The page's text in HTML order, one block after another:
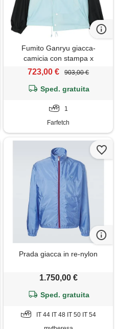
Fumito Ganryu giacca-
camicia con stampa x
phenomenon - blu
723,00 € 903,00 €
Sped. gratuita
1
Farfetch
Prada giacca in re-nylon
1.750,00 €
Sped. gratuita
IT 44 IT 48 IT 50 IT 54